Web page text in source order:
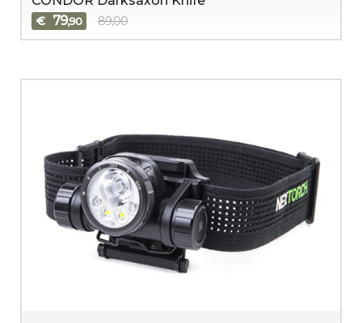
€ 79,90 89,00